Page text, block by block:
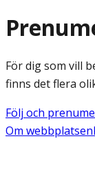
För dig som vill
finns det flera
Följ och
Om webbplatsen